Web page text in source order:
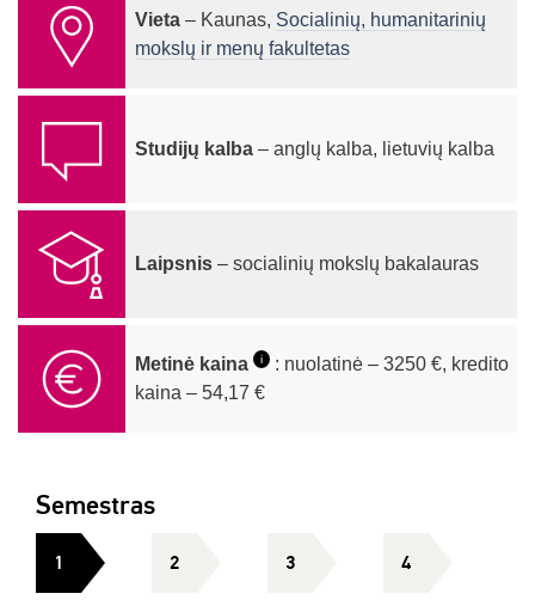
Vieta – Kaunas, Socialinių, humanitarinių
mokslų ir menų fakultetas
Studijų kalba – anglų kalba, lietuvių kalba
Laipsnis – socialinių mokslų bakalauras
Metinė kaina i
: nuolatinė – 3250 €, kredito
kaina – 54,17 €
Semestras
1 2 3 4